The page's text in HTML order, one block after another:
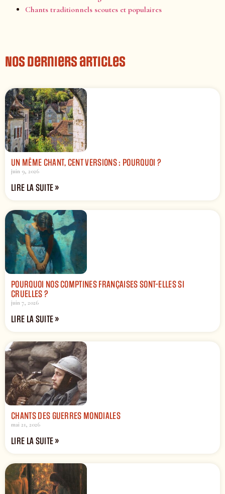
Chants traditionnels scoutes et populaires
Nos derniers articles
UN MÊME CHANT, CENT VERSIONS : POURQUOI ?
juin 9, 2026
LIRE LA SUITE »
POURQUOI NOS COMPTINES FRANÇAISES SONT-ELLES SI
CRUELLES ?
juin 7, 2026
LIRE LA SUITE »
CHANTS DES GUERRES MONDIALES
mai 21, 2026
LIRE LA SUITE »